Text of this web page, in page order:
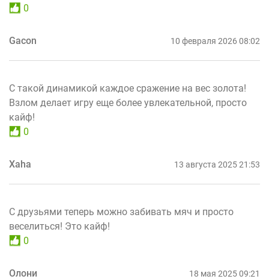
0
Gacon 10 февраля 2026 08:02
С такой динамикой каждое сражение на вес золота!
Взлом делает игру еще более увлекательной, просто
кайф!
0
Xaha 13 августа 2025 21:53
С друзьями теперь можно забивать мяч и просто
веселиться! Это кайф!
0
Олони 18 мая 2025 09:21